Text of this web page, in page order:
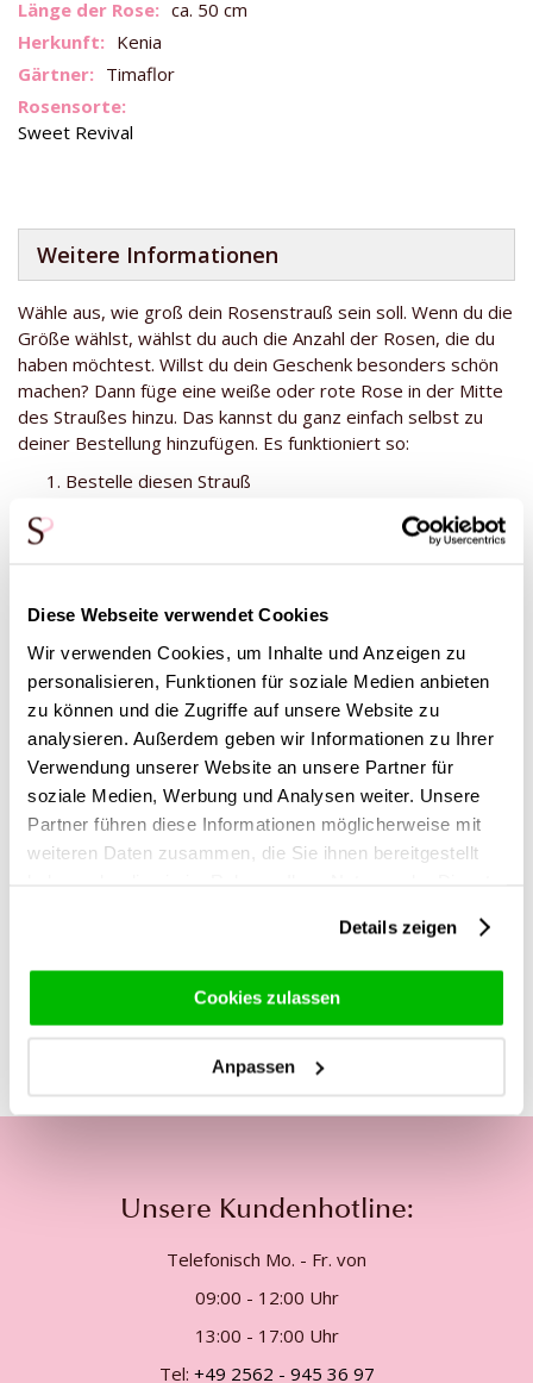
Diese Webseite verwendet Cookies
Wir verwenden Cookies, um Inhalte und Anzeigen zu
personalisieren, Funktionen für soziale Medien anbieten
zu können und die Zugriffe auf unsere Website zu
analysieren. Außerdem geben wir Informationen zu Ihrer
Verwendung unserer Website an unsere Partner für
soziale Medien, Werbung und Analysen weiter. Unsere
Partner führen diese Informationen möglicherweise mit
weiteren Daten zusammen, die Sie ihnen bereitgestellt
Details zeigen
Cookies zulassen
Anpassen
Weitere
Informationen
ca. 50 cm
Kenia
Timaflor
Sweet Revival
Weitere Informationen
Wähle aus, wie groß dein Rosenstrauß sein soll. Wenn du die
Größe wählst, wählst du auch die Anzahl der Rosen, die du
haben möchtest. Willst du dein Geschenk besonders schön
machen? Dann füge eine weiße oder rote Rose in der Mitte
des Straußes hinzu. Das kannst du ganz einfach selbst zu
deiner Bestellung hinzufügen. Es funktioniert so:
Bestelle diesen Strauß
Füge die einzelne rote oder weiße Rose zu deinem
Warenkorb hinzu
Schließe deine Bestellung ab
Unsere Blumenarrangeure sorgen dafür, dass die einzelne
rote oder weiße Rose in der Mitte der zartrosa Rosen
gebunden wird. Und warum? Eine einzelne Rose in einer
anderen Farbe in der Mitte des Straußes symbolisiert den
Neuanfang. Das nächste Lebensjahr an einem Geburtstag,
Diese Produkte könnten dich auch
Unsere Kundenhotline:
Telefonisch Mo. - Fr. von
09:00 - 12:00 Uhr
13:00 - 17:00 Uhr
Tel: +49 2562 - 945 36 97